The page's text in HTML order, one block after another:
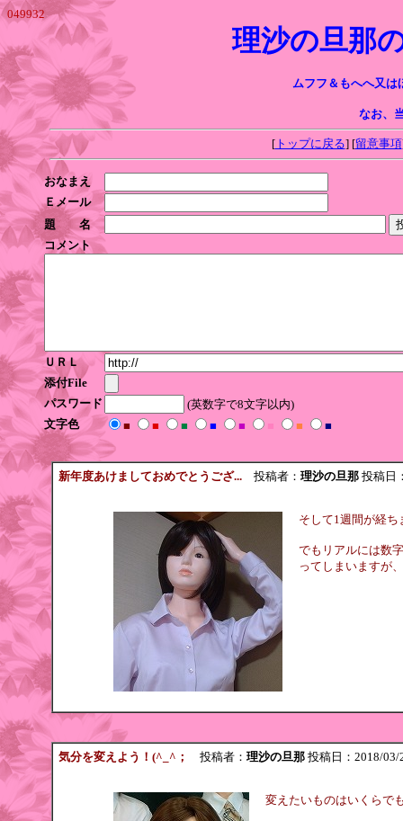
049932
理沙の旦那
ムフフ＆もへへ又
なお、
[トップに戻る] [留意事項
おなまえ
Ｅメール
題 名
コメント
ＵＲＬ
添付File
パスワード
(英数字で8文字以内)
文字色
■ ■ ■ ■ ■ ■ ■ ■
新年度あけましておめでとうござ...投稿者： 理沙の旦那投稿日
そして1週間が経
でもリアルには数
ってしまいますが
気分を変えよう！(^_^； 投稿者： 理沙の旦那投稿日：2018/03/
変えたいものはいくらで